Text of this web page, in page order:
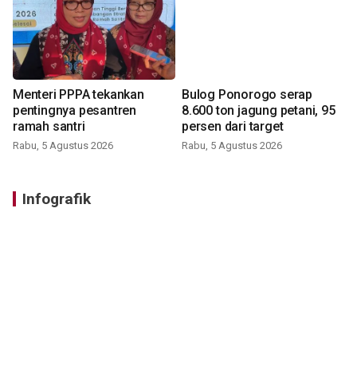
Menteri PPPA tekankan
pentingnya pesantren
ramah santri
Rabu, 5 Agustus 2026
Bulog Ponorogo serap
8.600 ton jagung petani, 95
persen dari target
Rabu, 5 Agustus 2026
Infografik